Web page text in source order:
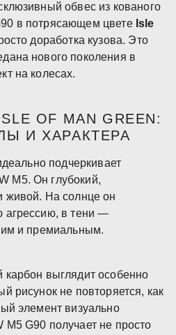
обвес из кованого
в потрясающем цвете Isle
доработка кузова. Это
нового поколения в
на колесах.
OF MAN GREEN:
И ХАРАКТЕРА
подчеркивает
M5. Он глубокий,
живой. На солнце он
агрессию, в тени —
и премиальным.
выглядит особенно
рисунок не повторяется, как
элемент визуально
M5 G90 получает не просто